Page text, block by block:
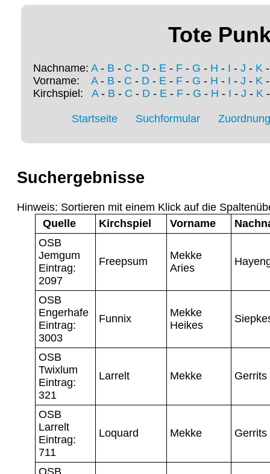
Tote
Nachname: A- B - C - D - E - F - G - H - I - J - K
Vorname: A- B - C - D - E - F - G - H - I - J - K
Kirchspiel: A- B - C - D- E- F- G - H - I - J - K
Startseite Suchformular
Suchergebnisse
Hinweis: Sortieren mit einem Klick auf die
Quelle
Kirchspiel Vorname
OSB
Jemgum
Eintrag:
2097
Freepsum
Mekke
Aries
OSB
Engerhafe
Eintrag:
3003
Funnix
Mekke
Heikes
OSB
Twixlum
Eintrag:
321
Larrelt Mekke Gerrits
OSB
Larrelt
Eintrag:
711
Loquard Mekke Gerrits
OSB